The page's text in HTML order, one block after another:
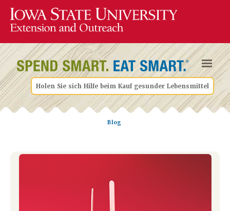
Holen Sie sich Hilfe beim Kauf gesunder Lebensmittel
Blog